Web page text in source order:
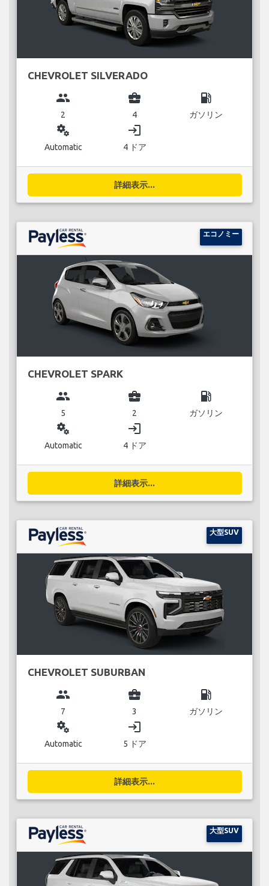
CHEVROLET SILVERADO
group
2
business_center
4
local_gas_station
ガソリン
miscellaneous_services
Automatic
login
4 ドア
詳細表示...
エコノミー
CHEVROLET SPARK
group
5
business_center
2
local_gas_station
ガソリン
miscellaneous_services
Automatic
login
4 ドア
詳細表示...
大型SUV
CHEVROLET SUBURBAN
group
7
business_center
3
local_gas_station
ガソリン
miscellaneous_services
Automatic
login
5 ドア
詳細表示...
大型SUV